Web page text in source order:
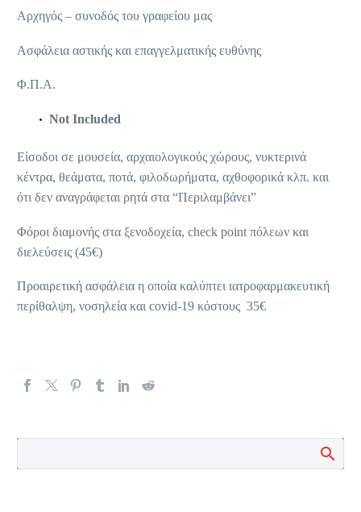
Αρχηγός – συνοδός του γραφείου μας
Ασφάλεια αστικής και επαγγελματικής ευθύνης
Φ.Π.Α.
Not Included
Είσοδοι σε μουσεία, αρχαιολογικούς χώρους, νυκτερινά
κέντρα, θεάματα, ποτά, φιλοδωρήματα, αχθοφορικά κλπ. και
ότι δεν αναγράφεται ρητά στα “Περιλαμβάνει”
Φόροι διαμονής στα ξενοδοχεία, check point πόλεων και
διελεύσεις (45€)
Προαιρετική ασφάλεια η οποία καλύπτει ιατροφαρμακευτική
περίθαλψη, νοσηλεία και covid-19 κόστους 35€